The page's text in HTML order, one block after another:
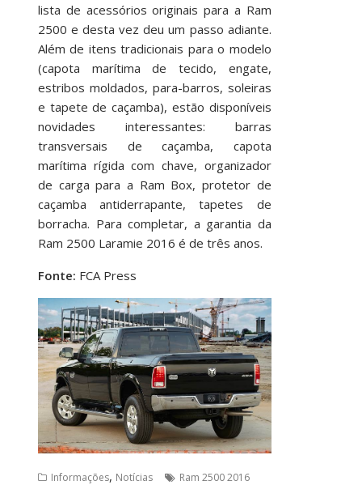
lista de acessórios originais para a Ram
2500 e desta vez deu um passo adiante.
Além de itens tradicionais para o modelo
(capota marítima de tecido, engate,
estribos moldados, para-barros, soleiras
e tapete de caçamba), estão disponíveis
novidades interessantes: barras
transversais de caçamba, capota
marítima rígida com chave, organizador
de carga para a Ram Box, protetor de
caçamba antiderrapante, tapetes de
borracha. Para completar, a garantia da
Ram 2500 Laramie 2016 é de três anos.
Fonte: FCA Press
Informações, Notícias Ram 2500 2016